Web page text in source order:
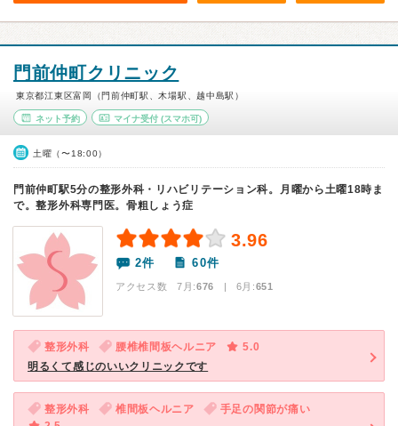
門前仲町クリニック
東京都江東区富岡（門前仲町駅、木場駅、越中島駅）
ネット予約 マイナ受付(スマホ可)
土曜（〜18:00）
門前仲町駅5分の整形外科・リハビリテーション科。月曜から土曜18時ま
で。整形外科専門医。骨粗しょう症
3.96
2件 60件
アクセス数 7月:676 | 6月:651
整形外科 腰椎椎間板ヘルニア
5.0
明るくて感じのいいクリニックです
整形外科 椎間板ヘルニア
手足の関節が痛い